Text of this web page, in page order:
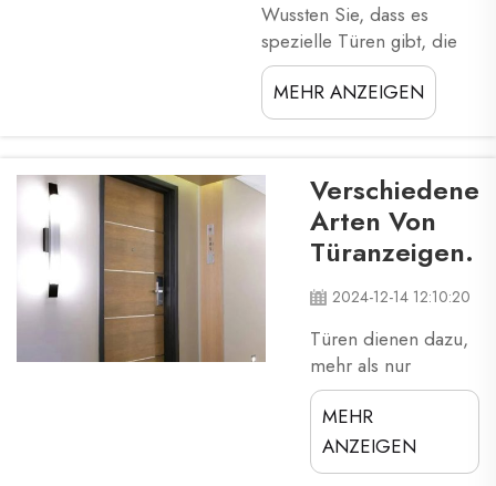
Wussten Sie, dass es
spezielle Türen gibt, die
den Namen
"Feuerschutztür" tragen?
Diese Türen sind äußerst
sorgen, dass die
Menschen bei einem
Brand in Sicherheit
gebracht werden. Wenn
können die Flammen
schnell um sich greifen
und extrem gefährlich
werden ...
MEHR ANZEIGEN
Verschiedene
Arten Von
Türanzeigen.
2024-12-14 12:10:20
Türen dienen dazu,
mehr als nur
hindurchzugehen.
Während sie eine
wichtige Funktion
erfüllen, bieten sie
MEHR
ANZEIGEN